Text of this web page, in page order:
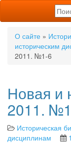
О сайте »
историческим
2011. №1-6
Новая и
2011.
Историческая
дисциплинам